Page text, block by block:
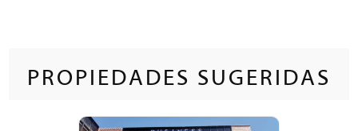
PROPIEDADES SUGERIDAS